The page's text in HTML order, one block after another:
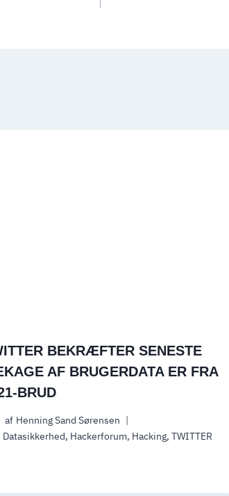
BEKRÆFTER SENESTE
AF BRUGERDATA ER FRA
BRUD
af Henning Sand Sørensen
Datasikkerhed, Hackerforum, Hacking,TWITTER